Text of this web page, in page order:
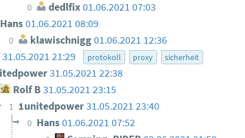
0 dedlfix01.06.2021 07:03
Hans01.06.2021 08:09
0 klawischnigg01.06.2021 12:36
31.05.2021 21:29 protokoll proxy sicherheit
31.05.2021 22:38
Rolf B31.05.2021 23:15
1 1unitedpower31.05.2021 23:40
0 Hans01.06.2021 07:52